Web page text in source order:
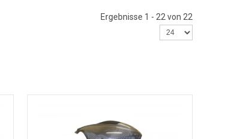
Ergebnisse 1 - 22 von 22